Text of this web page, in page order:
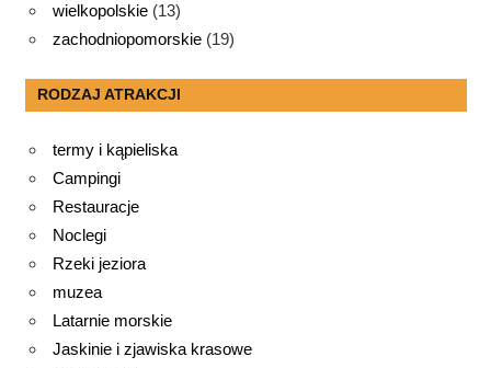
wielkopolskie (13)
zachodniopomorskie (19)
RODZAJ ATRAKCJI
termy i kąpieliska
Campingi
Restauracje
Noclegi
Rzeki jeziora
muzea
Latarnie morskie
Jaskinie i zjawiska krasowe